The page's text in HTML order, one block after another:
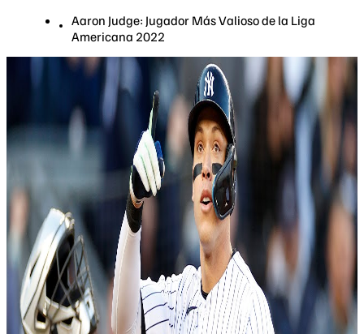
Aaron Judge: Jugador Más Valioso de la Liga
Americana 2022